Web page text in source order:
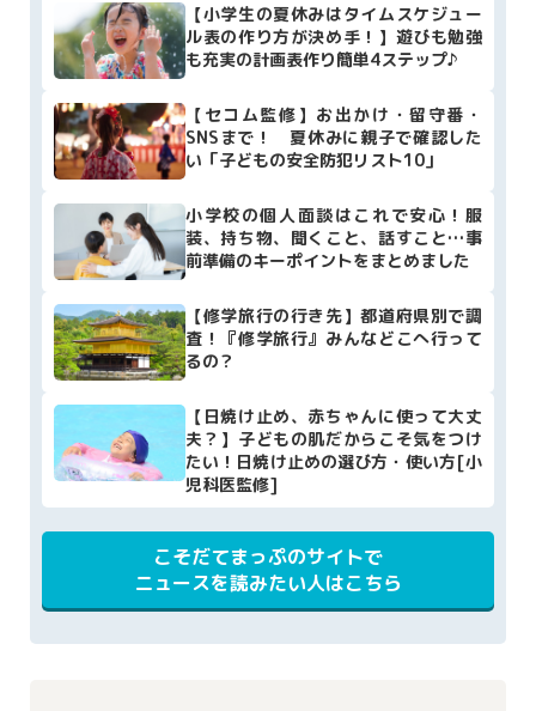
【小学生の夏休みはタイムスケジュー
ル表の作り方が決め手！】遊びも勉強
も充実の計画表作り簡単4ステップ♪
【セコム監修】お出かけ・留守番・
SNSまで！ 夏休みに親子で確認した
い「子どもの安全防犯リスト10」
小学校の個人面談はこれで安心！服
装、持ち物、聞くこと、話すこと…事
前準備のキーポイントをまとめました
【修学旅行の行き先】都道府県別で調
査！『修学旅行』みんなどこへ行って
るの？
【日焼け止め、赤ちゃんに使って大丈
夫？】子どもの肌だからこそ気をつけ
たい！日焼け止めの選び方・使い方[小
児科医監修]
こそだてまっぷのサイトで
ニュースを読みたい人はこちら